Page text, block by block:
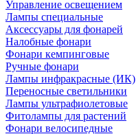
Управление освещением
Лампы специальные
Аксессуары для фонарей
Налобные фонари
Фонари кемпинговые
Ручные фонари
Лампы инфракрасные (ИК)
Переносные светильники
Лампы ультрафиолетовые
Фитолампы для растений
Фонари велосипедные